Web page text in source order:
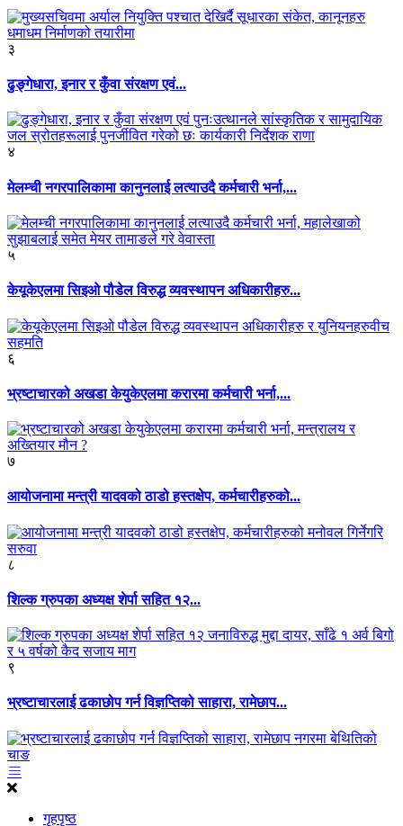
३
ढुङ्गेधारा, इनार र कुँवा संरक्षण एवं...
४
मेलम्ची नगरपालिकामा कानुनलाई लत्याउदै कर्मचारी भर्ना,...
५
केयूकेएलमा सिइओ पौडेल विरुद्ध व्यवस्थापन अधिकारीहरु...
६
भ्रष्टाचारको अखडा केयुकेएलमा करारमा कर्मचारी भर्ना,...
७
आयोजनामा मन्त्री यादवको ठाडो हस्तक्षेप, कर्मचारीहरुको...
८
शिल्क ग्रुपका अध्यक्ष शेर्पा सहित १२...
९
भ्रष्टाचारलाई ढकाछोप गर्न विज्ञप्तिको साहारा, रामेछाप...
गृहपृष्ठ